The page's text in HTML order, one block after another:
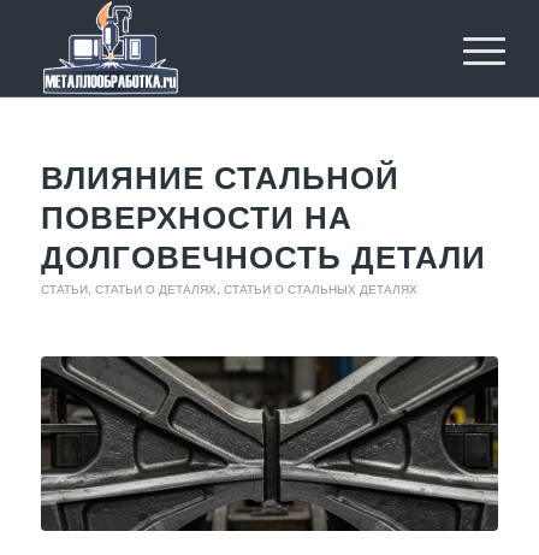
ВЛИЯНИЕ СТАЛЬНОЙ
ПОВЕРХНОСТИ НА
ДОЛГОВЕЧНОСТЬ ДЕТАЛИ
СТАТЬИ, СТАТЬИ О ДЕТАЛЯХ СТАТЬИ О СТАЛЬНЫХ ДЕТАЛЯХ